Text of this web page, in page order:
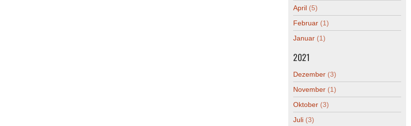
April (5)
Februar (1)
Januar (1)
2021
Dezember (3)
November (1)
Oktober (3)
Juli (3)